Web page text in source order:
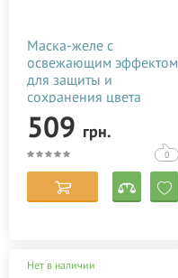
Маска-желе с
освежающим эффектом
для защиты и
сохранения цвета
окрашенных волос
LOreal Professionnel
Vitamino Color A-OX
509 грн.
0
Нет в наличии